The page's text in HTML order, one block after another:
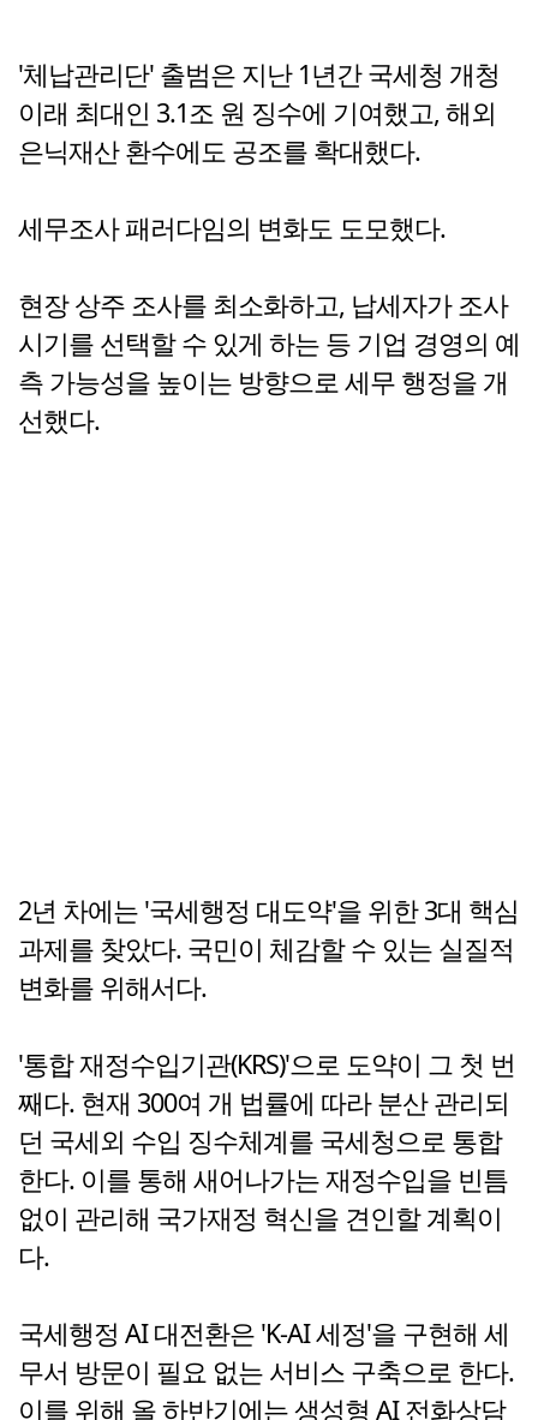
'체납관리단' 출범은 지난 1년간 국세청 개청
이래 최대인 3.1조 원 징수에 기여했고, 해외
은닉재산 환수에도 공조를 확대했다.
세무조사 패러다임의 변화도 도모했다.
현장 상주 조사를 최소화하고, 납세자가 조사
시기를 선택할 수 있게 하는 등 기업 경영의 예
측 가능성을 높이는 방향으로 세무 행정을 개
선했다.
2년 차에는 '국세행정 대도약'을 위한 3대 핵심
과제를 찾았다. 국민이 체감할 수 있는 실질적
변화를 위해서다.
'통합 재정수입기관(KRS)'으로 도약이 그 첫 번
째다. 현재 300여 개 법률에 따라 분산 관리되
던 국세외 수입 징수체계를 국세청으로 통합
한다. 이를 통해 새어나가는 재정수입을 빈틈
없이 관리해 국가재정 혁신을 견인할 계획이
다.
국세행정 AI 대전환은 'K-AI 세정'을 구현해 세
무서 방문이 필요 없는 서비스 구축으로 한다.
이를 위해 올 하반기에는 생성형 AI 전화상담